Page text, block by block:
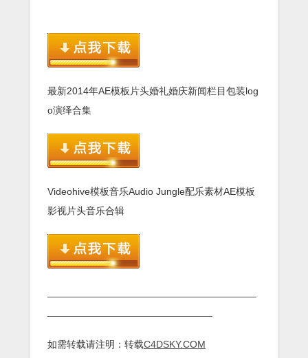
最新2014年AE模板片头婚礼婚庆新闻栏目包装log
o演绎合集
Videohive模板音乐Audio Jungle配乐素材AE模板
影视片头音乐合辑
如需转载请注明：转载C4DSKY.COM